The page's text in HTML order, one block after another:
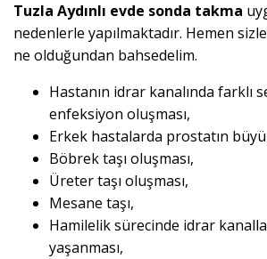
Tuzla Aydınlı evde sonda takma
nedenlerle yapılmaktadır. Hemen
ne olduğundan bahsedelim.
Hastanın idrar kanalında farklı
enfeksiyon oluşması,
Erkek hastalarda prostatın
Böbrek taşı oluşması,
Üreter taşı oluşması,
Mesane taşı,
Hamilelik sürecinde idrar
yaşanması,